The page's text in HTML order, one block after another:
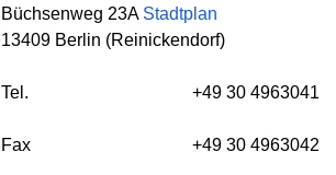
Büchsenweg 23A Stadtplan
13409 Berlin (Reinickendorf)
Tel. +49 30 4963041
Fax +49 30 4963042